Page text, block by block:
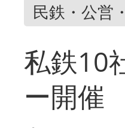
民鉄・公営
私鉄10
ー開催